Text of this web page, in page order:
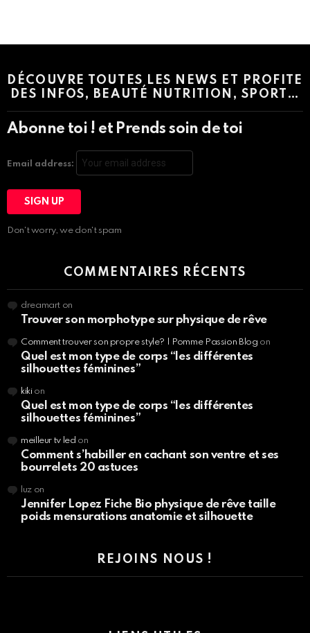
DÉCOUVRE TOUTES LES NEWS ET PROFITE
DES INFOS, BEAUTÉ NUTRITION, SPORT…
Abonne toi ! et Prends soin de toi
Email address:
Don't worry, we don't spam
COMMENTAIRES RÉCENTS
dreamart on
Trouver son morphotype sur physique de rêve
Comment trouver son propre style? | Pomme Passion Blog on
Quel est mon type de corps “les différentes
silhouettes féminines”
kikion
Quel est mon type de corps “les différentes
silhouettes féminines”
meilleur tv led on
Comment s’habiller en cachant son ventre et ses
bourrelets 20 astuces
luzon
Jennifer Lopez Fiche Bio physique de rêve taille
poids mensurations anatomie et silhouette
REJOINS NOUS !